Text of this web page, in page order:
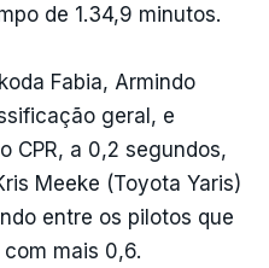
de 1.34,9 minutos.
Fabia, Armindo
geral, e
CPR, a 0,2 segundos,
Meeke (Toyota Yaris)
entre os pilotos que
mais 0,6.